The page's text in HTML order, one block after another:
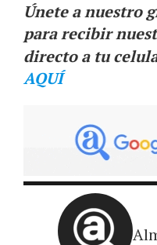
Únete a nuestro
para recibir
directo a tu
AQUÍ